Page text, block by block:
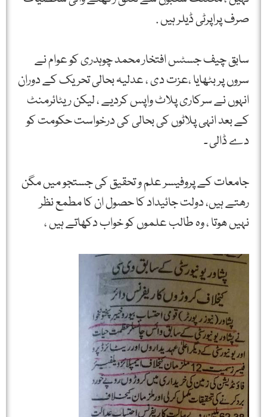
صرف پراپرٹی ڈیلر ہیں .
سابق چیف جسٹس افتخار محمد چوہدری کو عوام نے
سروں پر بٹھایا ،عزت دی ، عدلیہ بحالی تحریک کے دوران
انہوں نے سرکاری پلاٹ واپس کردیے ، لیکن ریٹائرمنٹ
کے بعد انہی پلاٹوں کی بحالی کی درخواست حکومت کو
دے ڈالی ۔
جامعات کے پروفیسر علم و تحقیق کی جستجو میں مگن
رھتے ہیں، دولت جائیداد کا حصول ان کا مطمع نظر
نہیں ھوتا ، وہ طالب علموں کو خواب دکھاتے ہیں ،